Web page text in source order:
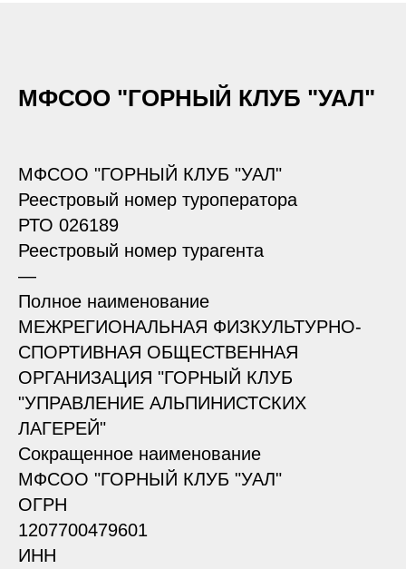
МФСОО "ГОРНЫЙ КЛУБ "УАЛ"
МФСОО "ГОРНЫЙ КЛУБ "УАЛ"
Реестровый номер туроператора
РТО 026189
Реестровый номер турагента
—
Полное наименование
МЕЖРЕГИОНАЛЬНАЯ ФИЗКУЛЬТУРНО-
СПОРТИВНАЯ ОБЩЕСТВЕННАЯ
ОРГАНИЗАЦИЯ "ГОРНЫЙ КЛУБ
"УПРАВЛЕНИЕ АЛЬПИНИСТСКИХ
ЛАГЕРЕЙ"
Сокращенное наименование
МФСОО "ГОРНЫЙ КЛУБ "УАЛ"
ОГРН
1207700479601
ИНН